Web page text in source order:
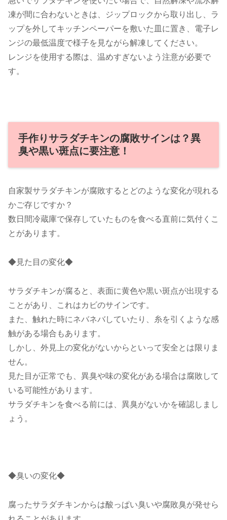
凍が間に合わないときは、ジップロックから取り出し、ラ
ップを外してキッチンペーパーを敷いた皿に置き、電子レ
ンジの最低温度で様子を見ながら解凍してください。
レンジを使用する際は、温めすぎないよう注意が必要で
す。
手作りサラダチキンの腐敗サインは？異
臭や黒い斑点に要注意！
自家製サラダチキンが腐敗するとどのような変化が現れる
かご存じですか？
数日間冷蔵庫で保存していたものを食べる直前に気付くこ
とがあります。
◆見た目の変化◆
サラダチキンが腐ると、表面に黄色や黒い斑点が出現する
ことがあり、これはカビのサインです。
また、触れた時にネバネバしていたり、糸を引くような感
触がある場合もあります。
しかし、外見上の変化がないからといって安全とは限りま
せん。
見た目が正常でも、異臭や味の変化がある場合は腐敗して
いる可能性があります。
サラダチキンを食べる前には、異臭がないかを確認しまし
ょう。
◆臭いの変化◆
腐ったサラダチキンからは酸っぱい臭いや腐敗臭が発せら